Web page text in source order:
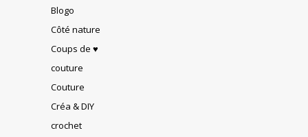
Blogo
Côté nature
Coups de ♥
couture
Couture
Créa & DIY
crochet